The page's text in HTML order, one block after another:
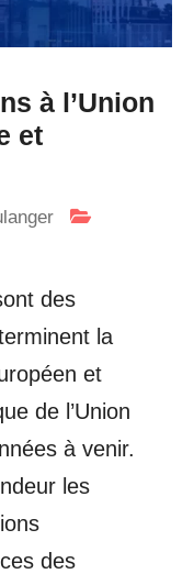
à l’Union
et
des
la
et
de l’Union
à venir.
les
des